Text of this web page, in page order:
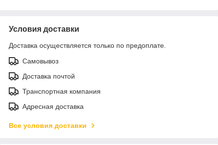
Условия доставки
Доставка осуществляется только по предоплате.
Самовывоз
Доставка почтой
Транспортная компания
Адресная доставка
Все условия доставки